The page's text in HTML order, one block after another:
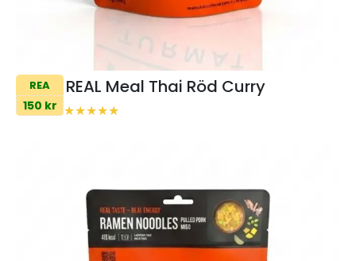
REA
150 kr
REAL Meal Thai Röd Curry